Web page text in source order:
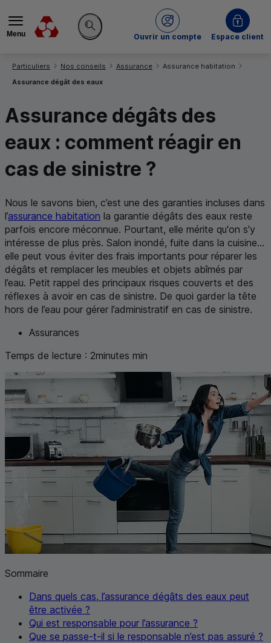
Menu
Rechercher sur le site
Ouvrir un compte
du Crédit MutuelEspace client
Vous êtes ici:
Particuliers Nos conseils Assurance
Assurance habitation
Assurance dégât des eaux
Assurance dégâts des
eaux : comment réagir en
cas de sinistre ?
Nous le savons bien, c’est une des garanties incluses dans
l’assurance habitation la garantie dégâts des eaux reste
parfois encore méconnue. Pourtant, elle mérite qu'on s'y
intéresse de plus près. Salon inondé, fuite dans la cuisine...
elle peut vous éviter des frais importants pour réparer les
dégâts et remplacer les meubles et objets abîmés par
l’eau. Petit rappel des principaux risques couverts et des
réflexes à avoir en cas de sinistre. De quoi garder la tête
hors de l’eau pour gérer l’administratif en cas de sinistre.
Assurances
Temps de lecture : 2minutes min
Sommaire
Dans quels cas, l’assurance dégâts des eaux peut
être activée ?
Qui est responsable pour l’assurance ?
Que se passe-t-il si le responsable n’est pas assuré ?